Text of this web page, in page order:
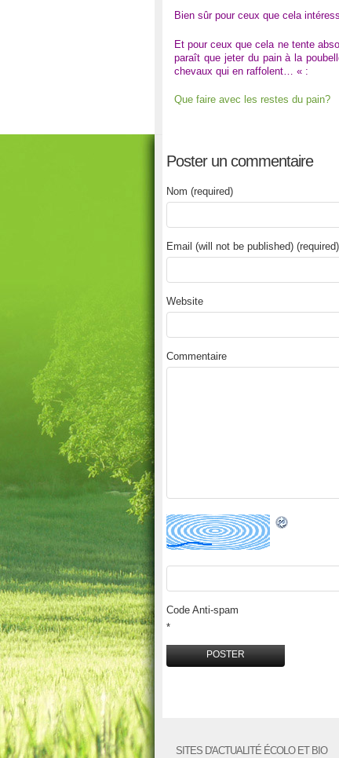
Bien sûr pour ceux que cela
Et pour ceux que cela ne tente
paraît que jeter du pain à la
chevaux qui en raffolent… « :
Que faire avec les restes du pain?
Poster un commentaire
Nom (required)
Email (will not be published) (required)
Website
Commentaire
Code Anti-spam
*
SITES D'ACTUALITÉ ÉCOLO ET BIO